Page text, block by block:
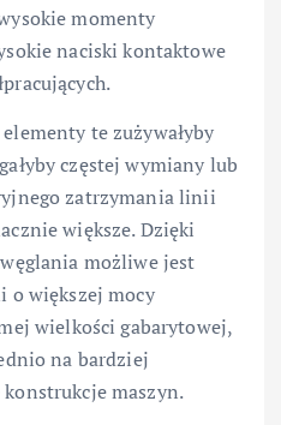
momenty
naciski kontaktowe
te zużywałyby
częstej wymiany lub
zatrzymania linii
większe. Dzięki
możliwe jest
o większej mocy
wielkości gabarytowej,
na bardziej
maszyn.